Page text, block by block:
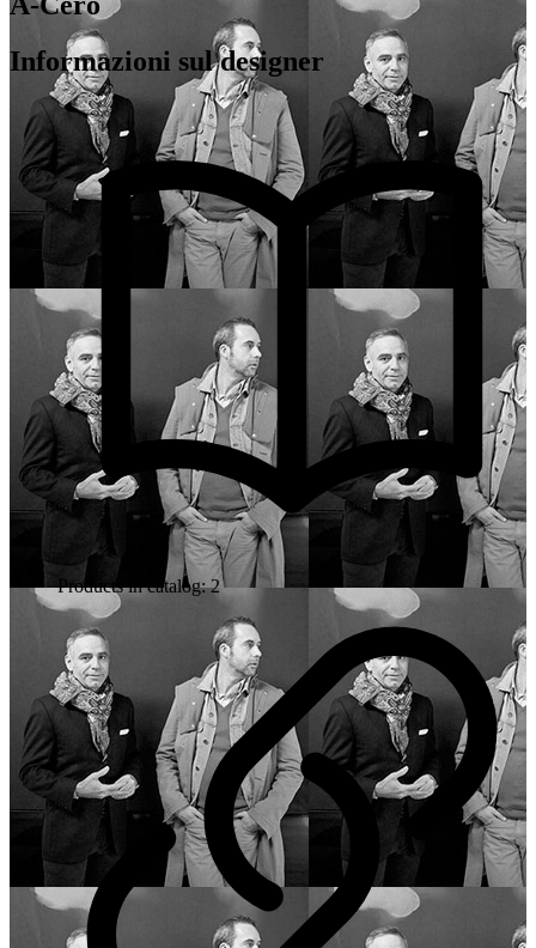
Informazioni sul designer
Products in catalog: 2